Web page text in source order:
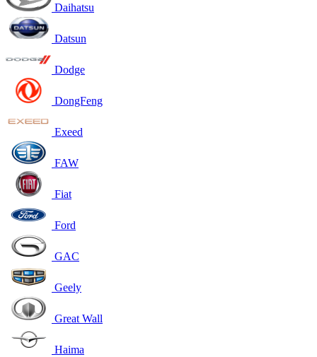
Daihatsu
Datsun
Dodge
DongFeng
Exeed
FAW
Fiat
Ford
GAC
Geely
Great Wall
Haima